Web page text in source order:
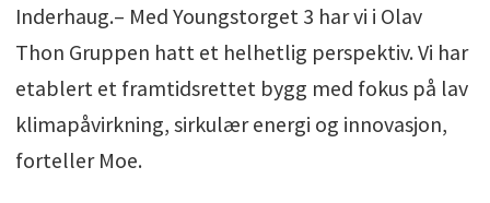
Inderhaug.– Med Youngstorget 3 har vi i Olav
Thon Gruppen hatt et helhetlig perspektiv. Vi har
etablert et framtidsrettet bygg med fokus på lav
klimapåvirkning, sirkulær energi og innovasjon,
forteller Moe.